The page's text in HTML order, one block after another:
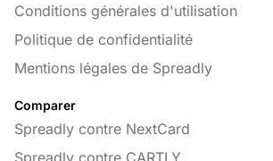
Conditions générales d'utilisation
Politique de confidentialité
Mentions légales de Spreadly
Comparer
Spreadly contre NextCard
Spreadly contre CARTLY